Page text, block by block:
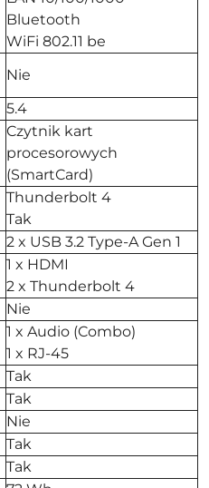
Bluetooth
WiFi 802.11 be
Nie
5.4
Czytnik kart
procesorowych
(SmartCard)
Thunderbolt 4
Tak
2 x USB 3.2 Type-A Gen 1
1 x HDMI
2 x Thunderbolt 4
Nie
1 x Audio (Combo)
1 x RJ-45
Tak
Tak
Nie
Tak
Tak